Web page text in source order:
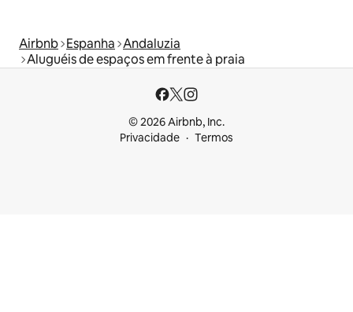
Airbnb Espanha Andaluzia
Aluguéis de espaços em frente à praia
© 2026 Airbnb, Inc.
Privacidade
Termos